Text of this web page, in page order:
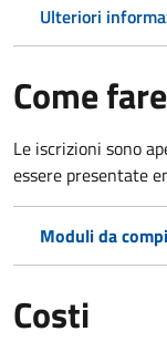
Ulteriori
Come fare
Le iscrizioni sono
essere presentate
Moduli da
Costi